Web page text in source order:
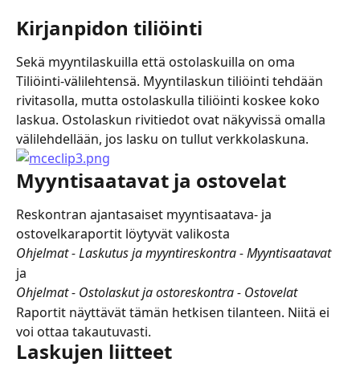
Kirjanpidon tiliöinti
Sekä myyntilaskuilla että ostolaskuilla on oma
Tiliöinti-välilehtensä. Myyntilaskun tiliöinti tehdään
rivitasolla, mutta ostolaskulla tiliöinti koskee koko
laskua. Ostolaskun rivitiedot ovat näkyvissä omalla
välilehdellään, jos lasku on tullut verkkolaskuna.
Myyntisaatavat ja ostovelat
Reskontran ajantasaiset myyntisaatava- ja
ostovelkaraportit löytyvät valikosta
Ohjelmat - Laskutus ja myyntireskontra - Myyntisaatavat
ja
Ohjelmat - Ostolaskut ja ostoreskontra - Ostovelat
Raportit näyttävät tämän hetkisen tilanteen. Niitä ei
voi ottaa takautuvasti.
Laskujen liitteet